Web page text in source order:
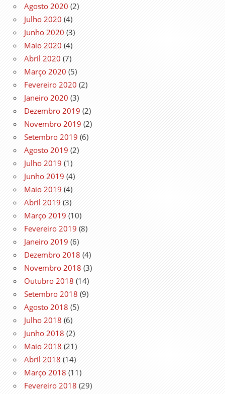
Agosto 2020 (2)
Julho 2020 (4)
Junho 2020 (3)
Maio 2020 (4)
Abril 2020 (7)
Março 2020 (5)
Fevereiro 2020 (2)
Janeiro 2020 (3)
Dezembro 2019 (2)
Novembro 2019 (2)
Setembro 2019 (6)
Agosto 2019 (2)
Julho 2019 (1)
Junho 2019 (4)
Maio 2019 (4)
Abril 2019 (3)
Março 2019 (10)
Fevereiro 2019 (8)
Janeiro 2019 (6)
Dezembro 2018 (4)
Novembro 2018 (3)
Outubro 2018 (14)
Setembro 2018 (9)
Agosto 2018 (5)
Julho 2018 (6)
Junho 2018 (2)
Maio 2018 (21)
Abril 2018 (14)
Março 2018 (11)
Fevereiro 2018 (29)